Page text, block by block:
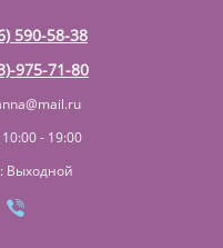
590-58-38
975-71-80
- 19:00
Выходной